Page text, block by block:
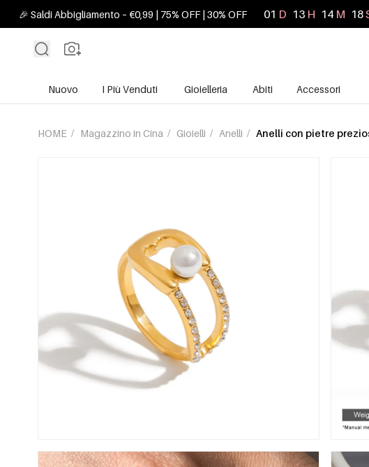
🎉 Saldi Abbigliamento – €0,99 | 75% OFF | 30% OFF 01 D 13 H 14 M 16
Nuovo I Più Venduti Gioielleria Abiti Accessori
HOME / Magazzino in Cina / Gioielli / Anelli / Anelli con pietre